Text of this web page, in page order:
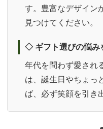
す。豊富なデザイン
見つけてください。
◇ ギフト選びの悩み
年代を問わず愛され
は、誕生日やちょっ
ば、必ず笑顔を引き